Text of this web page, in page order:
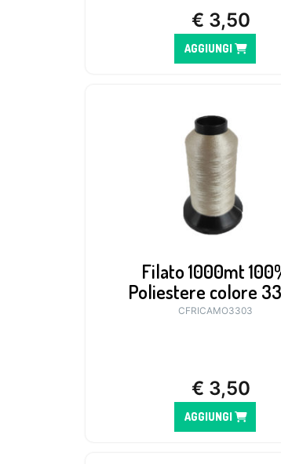
€ 3,50
AGGIUNGI
Filato 1000mt
Poliestere colore
CFRICAMO3303
€ 3,50
AGGIUNGI